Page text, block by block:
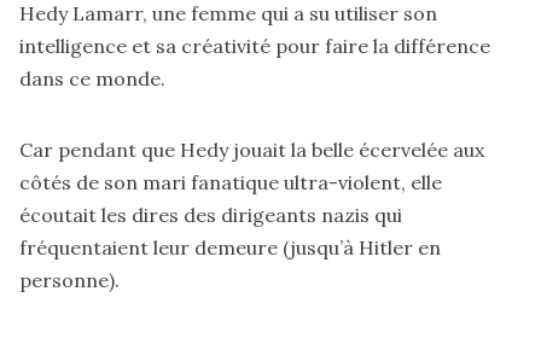
Hedy Lamarr, une femme qui a su utiliser son
intelligence et sa créativité pour faire la différence
dans ce monde.
Car pendant que Hedy jouait la belle écervelée aux
côtés de son mari fanatique ultra-violent, elle
écoutait les dires des dirigeants nazis qui
fréquentaient leur demeure (jusqu’à Hitler en
personne).